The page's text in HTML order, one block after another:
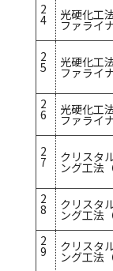
2
4 光硬化工
ファライ
2
5 光硬化工
ファライ
2
6 光硬化工
ファライ
2
7 クリスタ
ング工法
2
8 クリスタ
ング工法
2
9 クリスタ
ング工法